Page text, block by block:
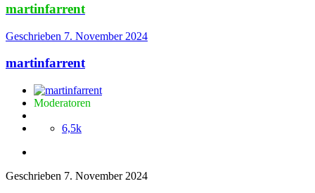
martinfarrent
Geschrieben 7. November 2024
martinfarrent
Moderatoren
6,5k
Geschrieben 7. November 2024